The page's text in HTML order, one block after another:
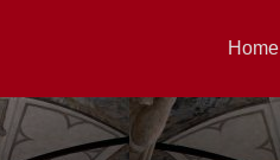
Home